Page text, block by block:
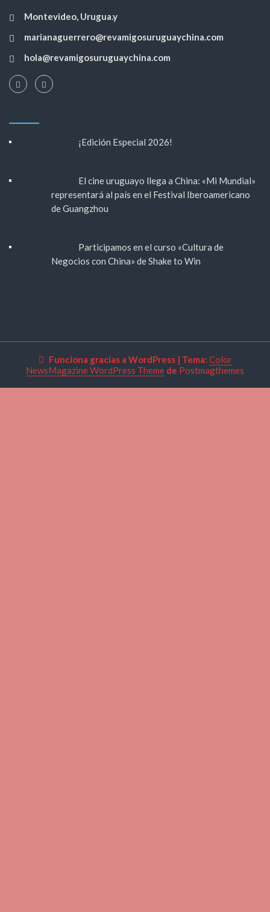
Montevideo, Urugua.y
marianaguerrero@revamigosuruguaychina.com
hola@revamigosuruguaychina.com
¡Edición Especial 2026!
El cine uruguayo llega a China: «Mi Mundial»
representará al país en el Festival Iberoamericano
de Guangzhou
Participamos en el curso «Cultura de
Negocios con China» de Shake to Win
Funciona gracias a WordPress | Tema: Color
NewsMagazine WordPress Theme de Postmagthemes